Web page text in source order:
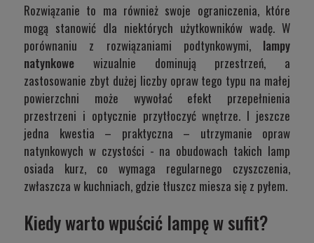
Rozwiązanie to ma również swoje ograniczenia, które
mogą stanowić dla niektórych użytkowników wadę. W
porównaniu z rozwiązaniami podtynkowymi, lampy
natynkowe wizualnie dominują przestrzeń, a
zastosowanie zbyt dużej liczby opraw tego typu na małej
powierzchni może wywołać efekt przepełnienia
przestrzeni i optycznie przytłoczyć wnętrze. I jeszcze
jedna kwestia – praktyczna – utrzymanie opraw
natynkowych w czystości - na obudowach takich lamp
osiada kurz, co wymaga regularnego czyszczenia,
zwłaszcza w kuchniach, gdzie tłuszcz miesza się z pyłem.
Kiedy warto wpuścić lampę w sufit?